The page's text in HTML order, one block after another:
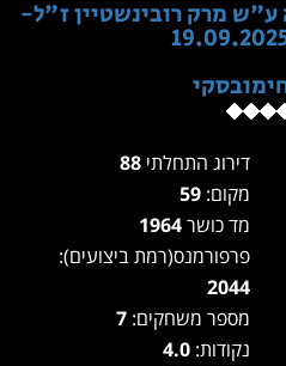
מרק רובינשטיין ז"ל-
דירוג התחלתי
מקום:
מד כושר
פרפורמנס(רמת ביצועים):
2044
מספר משחקים:
נקודות: 4.0